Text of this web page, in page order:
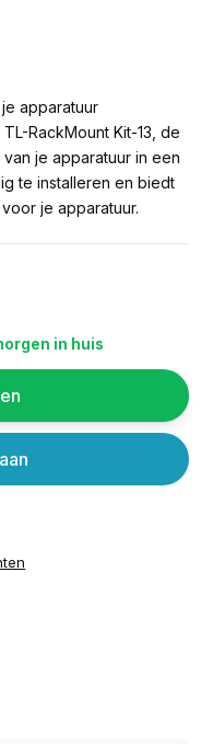
apparatuur
RackMount Kit-13, de
je apparatuur in een
te installeren en biedt
je apparatuur.
in huis